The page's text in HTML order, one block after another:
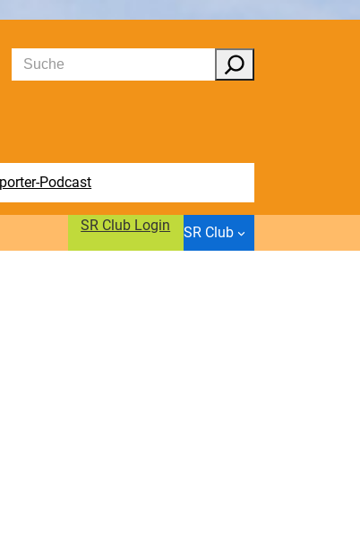
Suchen
Podcast
SR Club Login SR Club